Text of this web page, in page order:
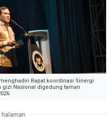
Rapat koordinasi Sinergi
gizi Nasional digedung taman
halaman